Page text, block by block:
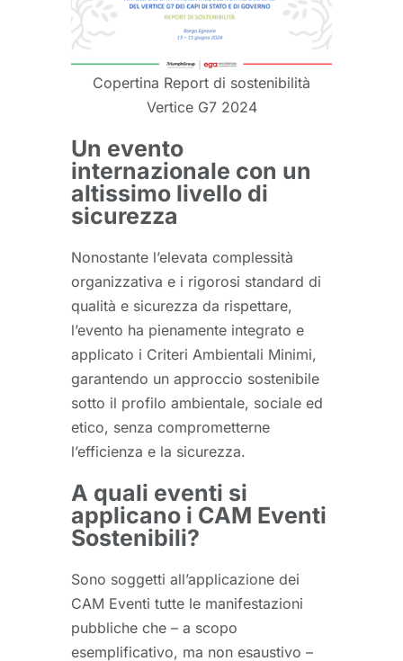
Copertina Report di sostenibilità
Vertice G7 2024
Un evento
internazionale con un
altissimo livello di
sicurezza
Nonostante l’elevata complessità
organizzativa e i rigorosi standard di
qualità e sicurezza da rispettare,
l’evento ha pienamente integrato e
applicato i Criteri Ambientali Minimi,
garantendo un approccio sostenibile
sotto il profilo ambientale, sociale ed
etico, senza comprometterne
l’efficienza e la sicurezza.
A quali eventi si
applicano i CAM Eventi
Sostenibili?
Sono soggetti all’applicazione dei
CAM Eventi tutte le manifestazioni
pubbliche che – a scopo
esemplificativo, ma non esaustivo –